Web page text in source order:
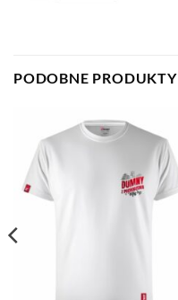
PODOBNE PRODUKTY